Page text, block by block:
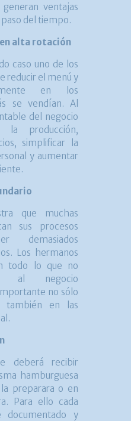
ventajas
del tiempo.
alta rotación
caso uno de los
reducir el menú y
en los
se vendían. Al
del negocio
la producción,
simplificar la
y aumentar
que muchas
sus procesos
demasiados
Los hermanos
todo lo que no
al negocio
no sólo
en las
deberá recibir
hamburguesa
preparara o en
Para ello cada
documentado y